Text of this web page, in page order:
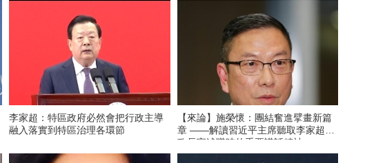
李家超：特區政府必然會把行政主導
融入落實到特區治理各環節
【來論】施榮懷：團結奮進擘畫新篇
章 ——解讀習近平主席聽取李家超行
政長官述職時的重要講話精神